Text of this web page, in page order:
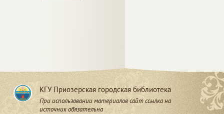
КГУ Приозерская городская библиотека
При использовании материалов сайт ссылка на
источник обязательна